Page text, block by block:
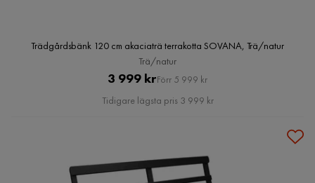
Trädgårdsbänk 120 cm akaciaträ terrakotta SOVANA, Trä/natur
Trä/natur
Pris
3 999 krOriginal
Pris
Förr 5 999 kr
Tidigare lägsta pris 3 999 kr